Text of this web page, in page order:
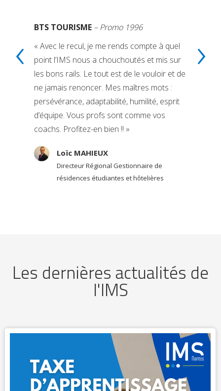
BTS TOURISME– Promo 1996
« Avec le recul, je me rends compte à quel
point l’IMS nous a chouchoutés et mis sur
les bons rails. Le tout est de le vouloir et de
ne jamais renoncer. Mes maîtres mots :
persévérance, adaptabilité, humilité, esprit
d’équipe. Vous profs sont comme vos
coachs. Profitez-en bien !! »
Loïc MAHIEUX
Directeur Régional Gestionnaire de
résidences étudiantes et hôtelières
‹ ›
Les dernières actualités de
l'IMS